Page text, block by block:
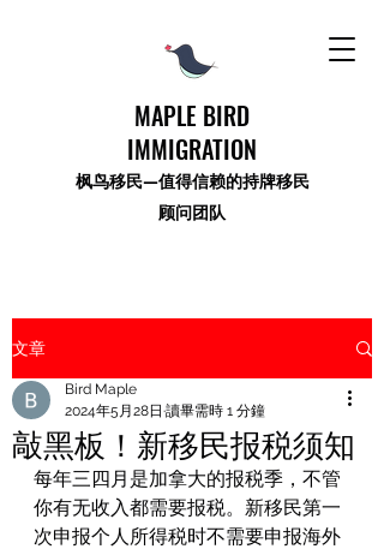
MAPLE BIRD
IMMIGRATION
枫鸟移民—值得信赖的持牌移民
顾问团队
文章
敲黑板！新移民报税须知
Bird Maple
2024年5月28日 讀畢需時 1 分鐘
每年三四月是加拿大的报税季，不管
你有无收入都需要报税。新移民第一
次申报个人所得税时不需要申报海外